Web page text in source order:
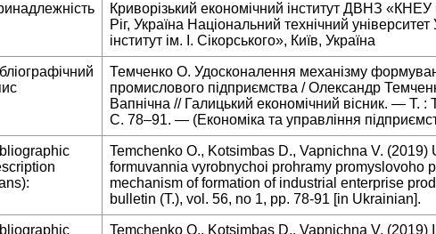
Криворізький економічний інститут ДВНЗ
Ріг, Україна Національний технічний
інститут ім. І. Сікорського», Київ, Україна
Темченко О. Удосконалення механізму
промислового підприємства / Олександр
Вапнічна // Галицький економічний вісник. —
С. 78–91. — (Економіка та управління
Temchenko O., Kotsimbas D., Vapnichna V.
formuvannia vyrobnychoi prohramy promyslovoho
mechanism of formation of industrial enterprise
bulletin (T.), vol. 56, no 1, pp. 78-91 [in Ukrainian].
Temchenko O., Kotsimbas D., Vapnichna V. (2019)